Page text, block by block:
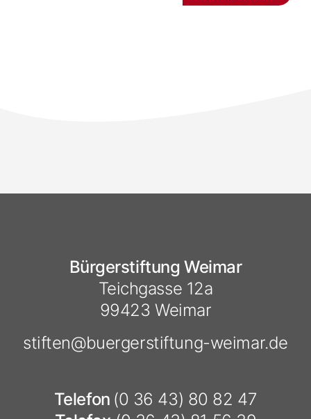
Bürgerstiftung Weimar
Teichgasse 12a
99423 Weimar
stiften@buergerstiftung-weimar.de
Telefon (0 36 43) 80 82 47